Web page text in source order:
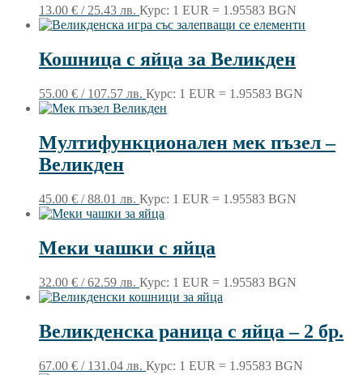
13.00 € / 25.43 лв. Курс: 1 EUR = 1.95583 BGN
Кошница с яйца за Великден
55.00 € / 107.57 лв. Курс: 1 EUR = 1.95583 BGN
Мултифункционален мек пъзел –
Великден
45.00 € / 88.01 лв. Курс: 1 EUR = 1.95583 BGN
Меки чашки с яйца
32.00 € / 62.59 лв. Курс: 1 EUR = 1.95583 BGN
Великденска раница с яйца – 2 бр.
67.00 € / 131.04 лв. Курс: 1 EUR = 1.95583 BGN